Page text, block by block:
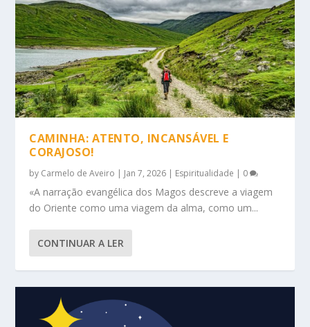
CAMINHA: ATENTO, INCANSÁVEL E
CORAJOSO!
by Carmelo de Aveiro | Jan 7, 2026 | Espiritualidade | 0
«A narração evangélica dos Magos descreve a viagem
do Oriente como uma viagem da alma, como um...
CONTINUAR A LER